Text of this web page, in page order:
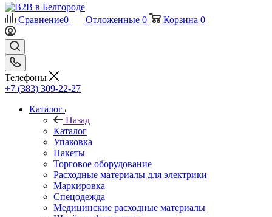
Сравнение0 Отложенные 0 Корзина 0
Телефоны
+7 (383) 309-22-27
Каталог
Назад
Каталог
Упаковка
Пакеты
Торговое оборудование
Расходные материалы для электрики
Маркировка
Спецодежда
Медицинские расходные материалы